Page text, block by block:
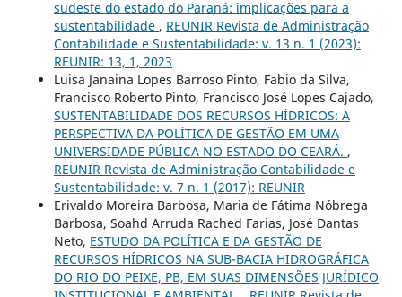
sudeste do estado do Paraná: implicações para a
sustentabilidade , REUNIR Revista de Administração
Contabilidade e Sustentabilidade: v. 13 n. 1 (2023):
REUNIR: 13, 1, 2023
Luisa Janaina Lopes Barroso Pinto, Fabio da Silva,
Francisco Roberto Pinto, Francisco José Lopes Cajado,
SUSTENTABILIDADE DOS RECURSOS HÍDRICOS: A
PERSPECTIVA DA POLÍTICA DE GESTÃO EM UMA
UNIVERSIDADE PÚBLICA NO ESTADO DO CEARÁ. ,
REUNIR Revista de Administração Contabilidade e
Sustentabilidade: v. 7 n. 1 (2017): REUNIR
Erivaldo Moreira Barbosa, Maria de Fátima Nóbrega
Barbosa, Soahd Arruda Rached Farias, José Dantas
Neto, ESTUDO DA POLÍTICA E DA GESTÃO DE
RECURSOS HÍDRICOS NA SUB-BACIA HIDROGRÁFICA
DO RIO DO PEIXE, PB, EM SUAS DIMENSÕES JURÍDICO